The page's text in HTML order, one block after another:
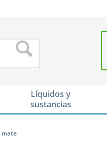
Líquidos y
sustancias
mate